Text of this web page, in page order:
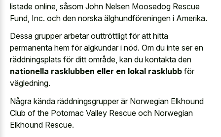
listade online, såsom John Nelsen Moosedog Rescue
Fund, Inc. och den norska älghundföreningen i Amerika.
Dessa grupper arbetar outtröttligt för att hitta
permanenta hem för älgkundar i nöd. Om du inte ser en
räddningsplats för ditt område, kan du kontakta den
nationella rasklubben eller en lokal rasklubb för
vägledning.
Några kända räddningsgrupper är Norwegian Elkhound
Club of the Potomac Valley Rescue och Norwegian
Elkhound Rescue.